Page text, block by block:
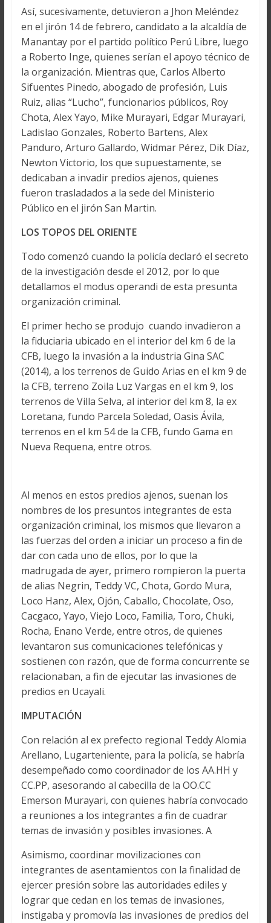
Así, sucesivamente, detuvieron a Jhon Meléndez
en el jirón 14 de febrero, candidato a la alcaldía de
Manantay por el partido político Perú Libre, luego
a Roberto Inge, quienes serían el apoyo técnico de
la organización. Mientras que, Carlos Alberto
Sifuentes Pinedo, abogado de profesión, Luis
Ruiz, alias “Lucho”, funcionarios públicos, Roy
Chota, Alex Yayo, Mike Murayari, Edgar Murayari,
Ladislao Gonzales, Roberto Bartens, Alex
Panduro, Arturo Gallardo, Widmar Pérez, Dik Díaz,
Newton Victorio, los que supuestamente, se
dedicaban a invadir predios ajenos, quienes
fueron trasladados a la sede del Ministerio
Público en el jirón San Martin.
LOS TOPOS DEL ORIENTE
Todo comenzó cuando la policía declaró el secreto
de la investigación desde el 2012, por lo que
detallamos el modus operandi de esta presunta
organización criminal.
El primer hecho se produjo cuando invadieron a
la fiduciaria ubicado en el interior del km 6 de la
CFB, luego la invasión a la industria Gina SAC
(2014), a los terrenos de Guido Arias en el km 9 de
la CFB, terreno Zoila Luz Vargas en el km 9, los
terrenos de Villa Selva, al interior del km 8, la ex
Loretana, fundo Parcela Soledad, Oasis Ávila,
terrenos en el km 54 de la CFB, fundo Gama en
Nueva Requena, entre otros.
Al menos en estos predios ajenos, suenan los
nombres de los presuntos integrantes de esta
organización criminal, los mismos que llevaron a
las fuerzas del orden a iniciar un proceso a fin de
dar con cada uno de ellos, por lo que la
madrugada de ayer, primero rompieron la puerta
de alias Negrin, Teddy VC, Chota, Gordo Mura,
Loco Hanz, Alex, Ojón, Caballo, Chocolate, Oso,
Cacgaco, Yayo, Viejo Loco, Familia, Toro, Chuki,
Rocha, Enano Verde, entre otros, de quienes
levantaron sus comunicaciones telefónicas y
sostienen con razón, que de forma concurrente se
relacionaban, a fin de ejecutar las invasiones de
predios en Ucayali.
IMPUTACIÓN
Con relación al ex prefecto regional Teddy Alomia
Arellano, Lugarteniente, para la policía, se habría
desempeñado como coordinador de los AA.HH y
CC.PP, asesorando al cabecilla de la OO.CC
Emerson Murayari, con quienes habría convocado
a reuniones a los integrantes a fin de cuadrar
temas de invasión y posibles invasiones. A
Asimismo, coordinar movilizaciones con
integrantes de asentamientos con la finalidad de
ejercer presión sobre las autoridades ediles y
lograr que cedan en los temas de invasiones,
instigaba y promovía las invasiones de predios del